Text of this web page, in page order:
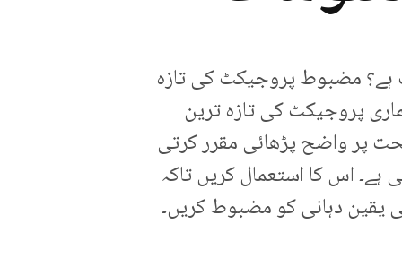
ہے؟ مضبوط پروجیکٹ کی تازہ
پروجیکٹ کی تازہ ترین
پر واضح پڑھائی مقرر کرتی
ہے۔ اس کا استعمال کریں تاکہ
یقین دہانی کو مضبوط کریں۔